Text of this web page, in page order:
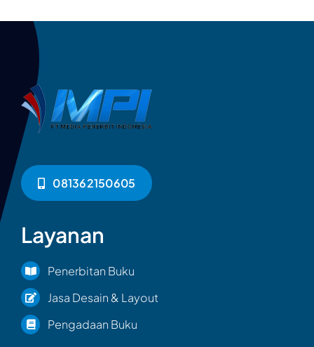
081362150605
Layanan
Penerbitan Buku
Jasa Desain & Layout
Pengadaan Buku